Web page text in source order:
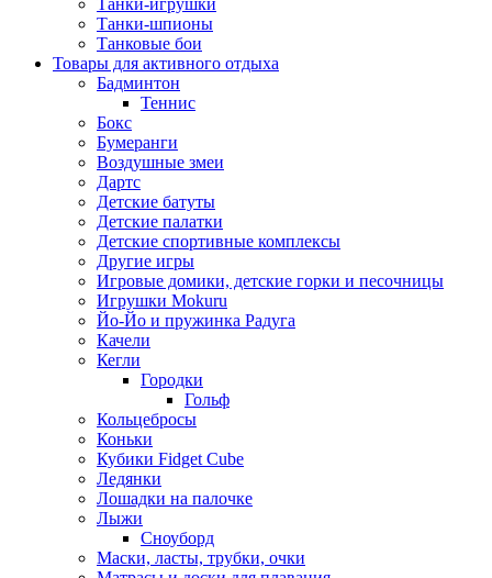
Танки-игрушки
Танки-шпионы
Танковые бои
Товары для активного отдыха
Бадминтон
Теннис
Бокс
Бумеранги
Воздушные змеи
Дартс
Детские батуты
Детские палатки
Детские спортивные комплексы
Другие игры
Игровые домики, детские горки и песочницы
Игрушки Mokuru
Йо-Йо и пружинка Радуга
Качели
Кегли
Городки
Гольф
Кольцебросы
Коньки
Кубики Fidget Cube
Ледянки
Лошадки на палочке
Лыжи
Сноуборд
Маски, ласты, трубки, очки